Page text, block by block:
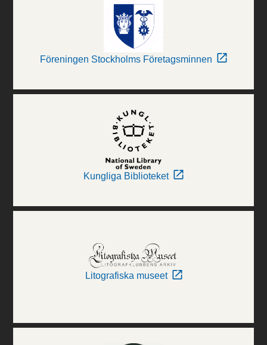
Föreningen Stockholms Företagsminnen
Kungliga Biblioteket
Litografiska museet